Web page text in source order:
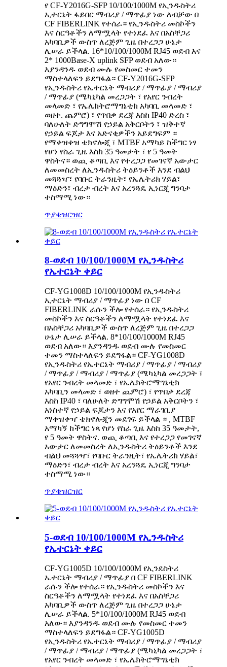
የ CF-Y2016G-SFP 10/100/1000M የኢንዱስትሪ
ኢተርኔት ፋይበር ማብሪያ / ማጥፊያ ነው ለብቻው በ
CF FIBERLINK የተሰራ። የኢንዱስትሪ መስኮችን
እና ስርዓቶችን ለማሟላት የተነደፈ እና በአስቸጋሪ
አካባቢዎች ውስጥ ለረጅም ጊዜ በተረጋጋ ሁኔታ
ሊሠራ ይችላል. 16*10/100/1000M RJ45 ወደብ እና
2* 1000Base-X uplink SFP ወደብ አለው።
እያንዳንዱ ወደብ ሙሉ የመስመር ተመን
ማስተላለፍን ይደግፋል። CF-Y2016G-SFP
የኢንዱስትሪ የኤተርኔት ማብሪያ / ማጥፊያ / ማብሪያ
/ ማጥፊያ (ሜካኒካል መረጋጋት ፣ የአየር ንብረት
መላመድ ፣ የኤሌክትሮማግኔቲክ አካባቢ መላመድ ፣
ወዘተ. ጨምሮ) ፣ የጥበቃ ደረጃ እስከ IP40 ድረስ ፣
ባለሁለት ድግግሞሽ የኃይል አቅርቦትን ፣ ዝቅተኛ
የኃይል ፍጆታ እና አድናቂዎችን አይደግፍም ።
የማቀዝቀዝ ቴክኖሎጂ ፣ MTBF አማካይ ከችግር ነፃ
የሆነ የስራ ጊዜ እስከ 35 ዓመታት ፣ የ 5 ዓመት
ዋስትና። ወጪ ቆጣቢ እና የተረጋጋ የመገናኛ አውታር
ለመመስረት ለኢንዱስትሪ ትዕይንቶች እንደ ብልህ
መጓጓዣ፣ የባቡር ትራንዚት፣ የኤሌትሪክ ሃይል፣
ማዕድን፣ ብረታ ብረት እና አረንጓዴ ኢነርጂ ግንባታ
ተስማሚ ነው።
ጥያቄዝርዝር
8-ወደብ 10/100/1000M የኢንዱስትሪ
የኤተርኔት ቀይር
CF-YG1008D 10/100/1000M የኢንዱስትሪ
ኢተርኔት ማብሪያ / ማጥፊያ ነው በ CF
FIBERLINK ራሱን ችሎ የተሰራ። የኢንዱስትሪ
መስኮችን እና ስርዓቶችን ለማሟላት የተነደፈ እና
በአስቸጋሪ አካባቢዎች ውስጥ ለረጅም ጊዜ በተረጋጋ
ሁኔታ ሊሠራ ይችላል. 8*10/100/1000M RJ45
ወደብ አለው። እያንዳንዱ ወደብ ሙሉ የመስመር
ተመን ማስተላለፍን ይደግፋል። CF-YG1008D
የኢንዱስትሪ የኤተርኔት ማብሪያ / ማጥፊያ / ማብሪያ
/ ማጥፊያ / ማብሪያ / ማጥፊያ (ሜካኒካል መረጋጋት ፣
የአየር ንብረት መላመድ ፣ የኤሌክትሮማግኔቲክ
አካባቢን መላመድ ፣ ወዘተ ጨምሮ) ፣ የጥበቃ ደረጃ
እስከ IP40 ፣ ባለሁለት ድግግሞሽ የኃይል አቅርቦትን ፣
አነስተኛ የኃይል ፍጆታን እና የአየር ማራገቢያ
ማቀዝቀዣ ቴክኖሎጂን መደገፍ ይችላል ። , MTBF
አማካኝ ከችግር ነጻ የሆነ የስራ ጊዜ እስከ 35 ዓመታት,
የ 5 ዓመት ዋስትና. ወጪ ቆጣቢ እና የተረጋጋ የመገናኛ
አውታር ለመመስረት ለኢንዱስትሪ ትዕይንቶች እንደ
ብልህ መጓጓዣ፣ የባቡር ትራንዚት፣ የኤሌትሪክ ሃይል፣
ማዕድን፣ ብረታ ብረት እና አረንጓዴ ኢነርጂ ግንባታ
ተስማሚ ነው።
ጥያቄዝርዝር
5-ወደብ 10/100/1000M የኢንዱስትሪ
የኤተርኔት ቀይር
CF-YG1005D 10/100/1000M የኢንደስትሪ
ኤተርኔት ማብሪያ / ማጥፊያ በ CF FIBERLINK
ራሱን ችሎ የተሰራ። የኢንዱስትሪ መስኮችን እና
ስርዓቶችን ለማሟላት የተነደፈ እና በአስቸጋሪ
አካባቢዎች ውስጥ ለረጅም ጊዜ በተረጋጋ ሁኔታ
ሊሠራ ይችላል. 5*10/100/1000M RJ45 ወደብ
አለው። እያንዳንዱ ወደብ ሙሉ የመስመር ተመን
ማስተላለፍን ይደግፋል። CF-YG1005D
የኢንዱስትሪ የኤተርኔት ማብሪያ / ማጥፊያ / ማብሪያ
/ ማጥፊያ / ማብሪያ / ማጥፊያ (ሜካኒካል መረጋጋት ፣
የአየር ንብረት መላመድ ፣ የኤሌክትሮማግኔቲክ